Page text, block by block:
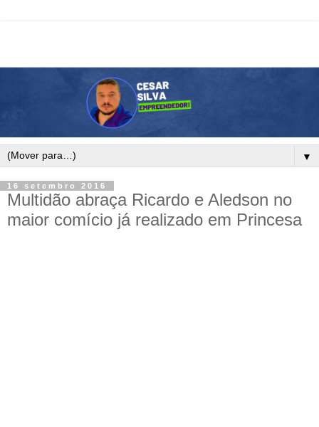
▼
16 setembro 2016
Multidão abraça Ricardo e Aledson no
maior comício já realizado em Princesa